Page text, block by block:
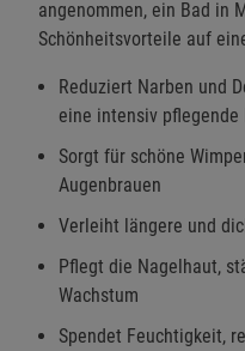
angenommen, ein Bad in
Schönheitsvorteile auf
Reduziert Narben und
eine intensiv pflegende
Sorgt für schöne
Augenbrauen
Verleiht längere und
Pflegt die Nagelhaut,
Wachstum
Spendet Feuchtigkeit,